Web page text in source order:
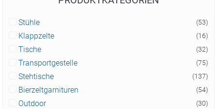
Stühle (53)
Klappzelte (16)
Tische (32)
Transportgestelle (75)
Stehtische (137)
Bierzeltgarnituren (54)
Outdoor (30)